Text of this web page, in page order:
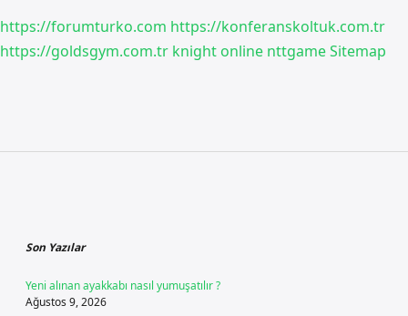
https://forumturko.com https://konferanskoltuk.com.tr
https://goldsgym.com.tr knight online nttgameSitemap
Son Yazılar
Yeni alınan ayakkabı nasıl yumuşatılır ?
Ağustos 9, 2026